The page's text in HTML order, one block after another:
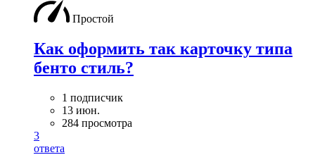
Простой
Как оформить так карточку типа
бенто стиль?
1 подписчик
13 июн.
284 просмотра
3
ответа